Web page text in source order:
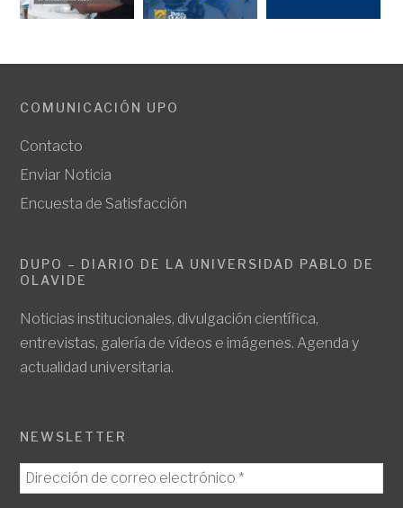
COMUNICACIÓN UPO
Contacto
Enviar Noticia
Encuesta de Satisfacción
DUPO – DIARIO DE LA UNIVERSIDAD PABLO DE
OLAVIDE
Noticias institucionales, divulgación científica,
entrevistas, galería de vídeos e imágenes. Agenda y
actualidad universitaria.
NEWSLETTER